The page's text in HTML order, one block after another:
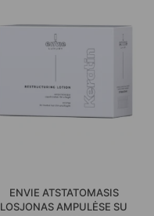
ENVIE ATSTATOMASIS
LOSJONAS AMPULĖSE SU